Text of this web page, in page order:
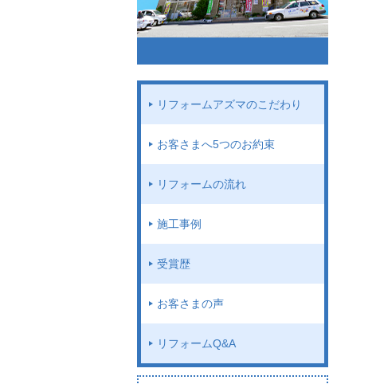
リフォームアズマのこだわり
お客さまへ5つのお約束
リフォームの流れ
施工事例
受賞歴
お客さまの声
リフォームQ&A